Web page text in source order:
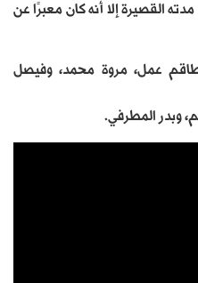
القصيرة إلا أنه كان معبرًا عن
عمل، مروة محمد، وفيصل
وبدر المطرفي.